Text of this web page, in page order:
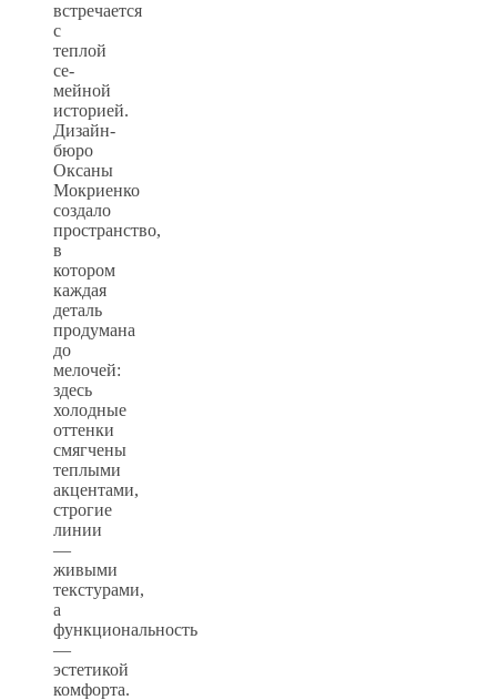
встречается
с
теплой
се-
мейной
историей.
Дизайн-
бюро
Оксаны
Мокриенко
создало
пространство,
в
котором
каждая
деталь
продумана
до
мелочей:
здесь
холодные
оттенки
смягчены
теплыми
акцентами,
строгие
линии
—
живыми
текстурами,
а
функциональность
—
эстетикой
комфорта.